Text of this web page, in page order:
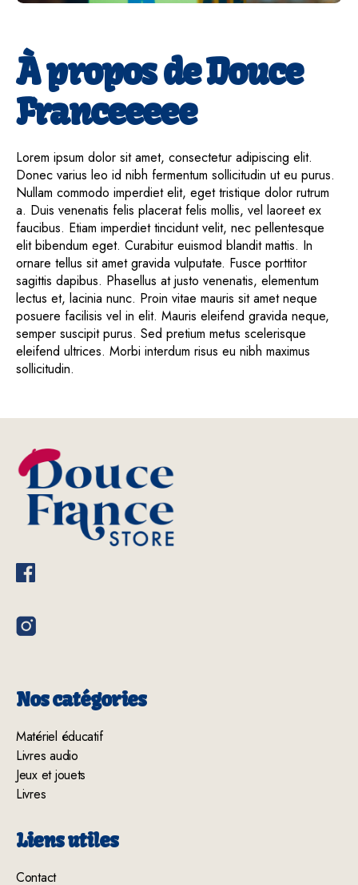
À propos de Douce
Franceeeee
Lorem ipsum dolor sit amet, consectetur adipiscing elit.
Donec varius leo id nibh fermentum sollicitudin ut eu purus.
Nullam commodo imperdiet elit, eget tristique dolor rutrum
a. Duis venenatis felis placerat felis mollis, vel laoreet ex
faucibus. Etiam imperdiet tincidunt velit, nec pellentesque
elit bibendum eget. Curabitur euismod blandit mattis. In
ornare tellus sit amet gravida vulputate. Fusce porttitor
sagittis dapibus. Phasellus at justo venenatis, elementum
lectus et, lacinia nunc. Proin vitae mauris sit amet neque
posuere facilisis vel in elit. Mauris eleifend gravida neque,
semper suscipit purus. Sed pretium metus scelerisque
eleifend ultrices. Morbi interdum risus eu nibh maximus
sollicitudin.
Nos catégories
Matériel éducatif
Livres audio
Jeux et jouets
Livres
Liens utiles
Contact